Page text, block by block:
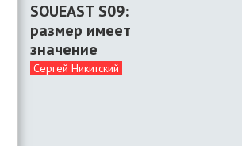
SOUEAST S09:
размер имеет
значение
Сергей Никитский